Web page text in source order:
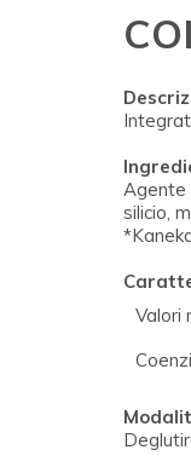
Agente
silicio,
Valori